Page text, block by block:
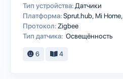
Тип устройства: Датчики
Платформа:Sprut.hub Mi Home
Протокол: Zigbee
Тип датчика: Освещённость
6 4